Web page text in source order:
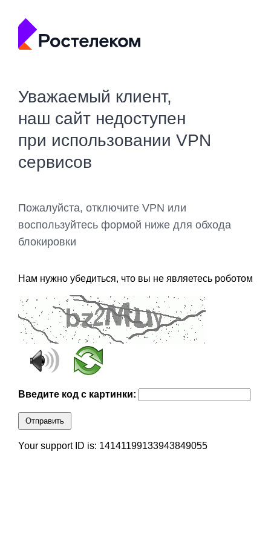
Уважаемый клиент,
наш сайт недоступен
при использовании VPN
сервисов
Пожалуйста, отключите VPN или
воспользуйтесь формой ниже для обхода
блокировки
Нам нужно убедиться, что вы не являетесь роботом
Введите код с картинки:
Отправить
Your support ID is: 14141199133943849055